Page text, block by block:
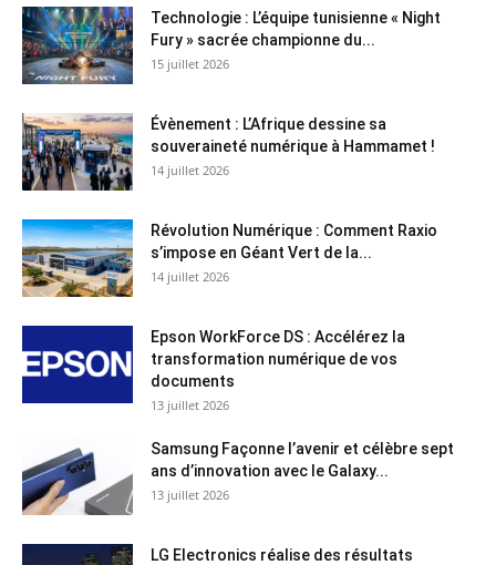
Technologie : L’équipe tunisienne « Night
Fury » sacrée championne du...
15 juillet 2026
Évènement : L’Afrique dessine sa
souveraineté numérique à Hammamet !
14 juillet 2026
Révolution Numérique : Comment Raxio
s’impose en Géant Vert de la...
14 juillet 2026
Epson WorkForce DS : Accélérez la
transformation numérique de vos
documents
13 juillet 2026
Samsung Façonne l’avenir et célèbre sept
ans d’innovation avec le Galaxy...
13 juillet 2026
LG Electronics réalise des résultats